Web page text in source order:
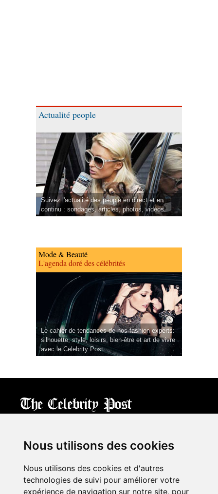
Nous utilisons des cookies
Nous utilisons des cookies et d'autres
technologies de suivi pour améliorer votre
expérience de navigation sur notre site, pour
Actualité people
Suivez l'actualité des people en direct et en
continu : sondages, articles, photos, vidéos.
Mode & Beauté
L'agenda doré des célébrités
Le cahier de tendances de nos fashion experts:
silhouette, style, loisirs, bien-être et art de vivre
avec le Celebrity Post.
Terms of Use| Privacy|Cookies Policy (Mes préférences)
À propos
Mentions légales